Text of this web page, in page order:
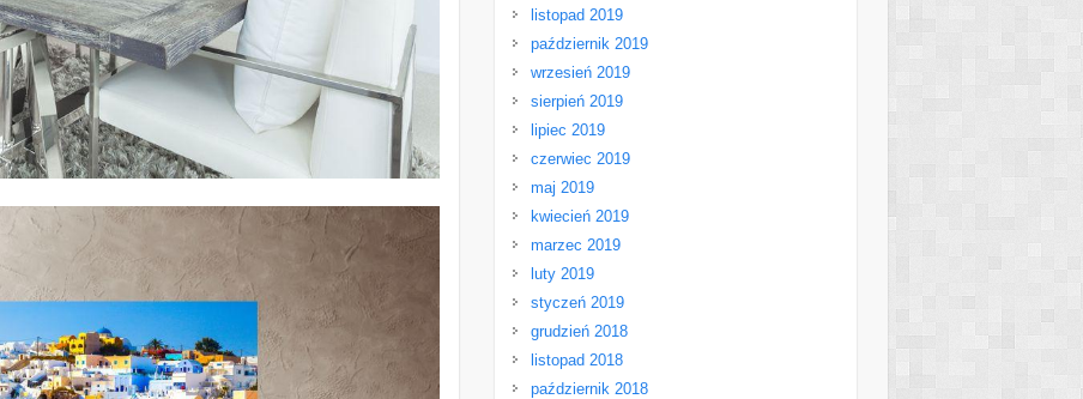
listopad 2019
październik 2019
wrzesień 2019
sierpień 2019
lipiec 2019
czerwiec 2019
maj 2019
kwiecień 2019
marzec 2019
luty 2019
styczeń 2019
grudzień 2018
listopad 2018
październik 2018